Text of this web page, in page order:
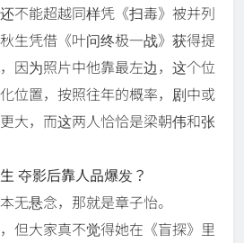
不能超越同样凭《扫毒》被并列
生凭借《叶问终极一战》获得提
因为照片中他靠最左边，这个位
位置，按照往年的概率，剧中或
大，而这两人恰恰是梁朝伟和张
夺影后靠人品爆发？
无悬念，那就是章子怡。
但大家真不觉得她在《盲探》里